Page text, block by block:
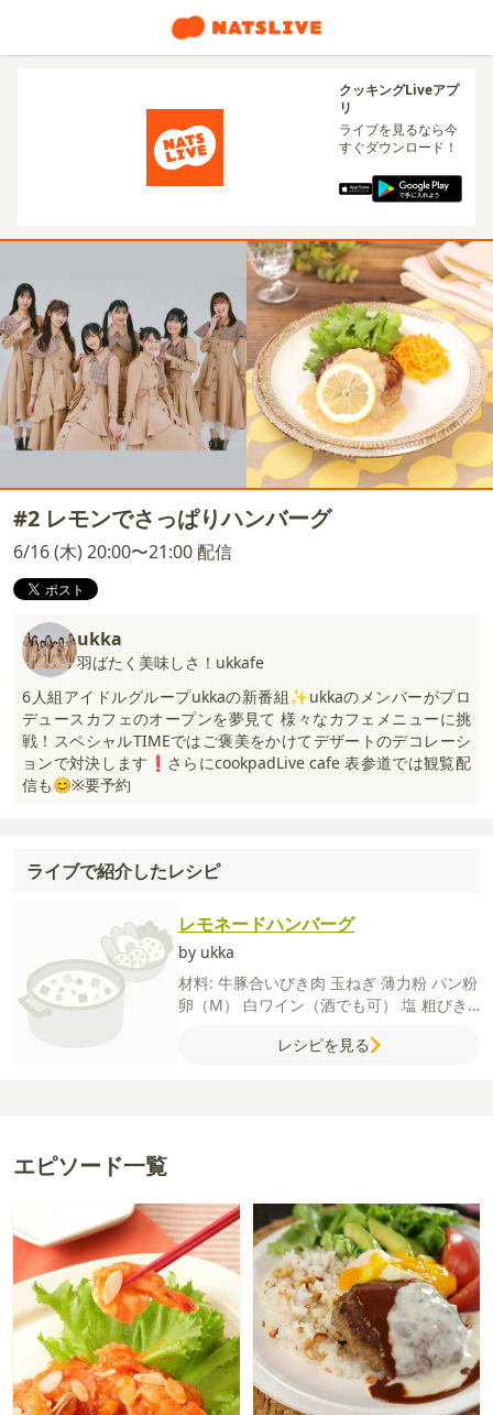
クッキングLiveアプ
リ
ライブを見るなら今
すぐダウンロード！
#2 レモンでさっぱりハンバーグ
6/16 (木) 20:00〜21:00 配信
ukka
羽ばたく美味しさ！ukkafe
6人組アイドルグループukkaの新番組✨ukkaのメンバーがプロ
デュースカフェのオープンを夢見て 様々なカフェメニューに挑
戦！スペシャルTIMEではご褒美をかけてデザートのデコレーシ
ョンで対決します❗️さらにcookpadLive cafe 表参道では観覧配
信も😊※要予約
ライブで紹介したレシピ
レモネードハンバーグ
by ukka
材料: 牛豚合いびき肉 玉ねぎ 薄力粉 パン粉
卵（M） 白ワイン（酒でも可） 塩 粗びき
玉ねぎバター
レシピを見る
エピソード一覧